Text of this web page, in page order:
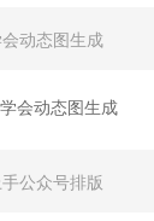
动态图生成
会动态图生成
公众号排版